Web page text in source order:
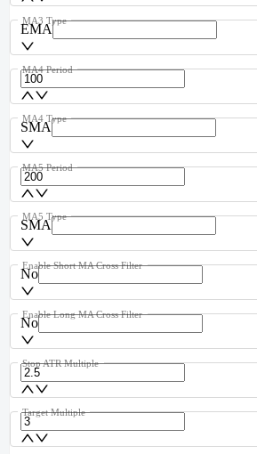
EMA
MA3 Type
MA4 Period
SMA
MA4 Type
MA5 Period
SMA
MA5 Type
No
Enable Short MA Cross Filter
No
Enable Long MA Cross Filter
Stop ATR Multiple
Target Multiple